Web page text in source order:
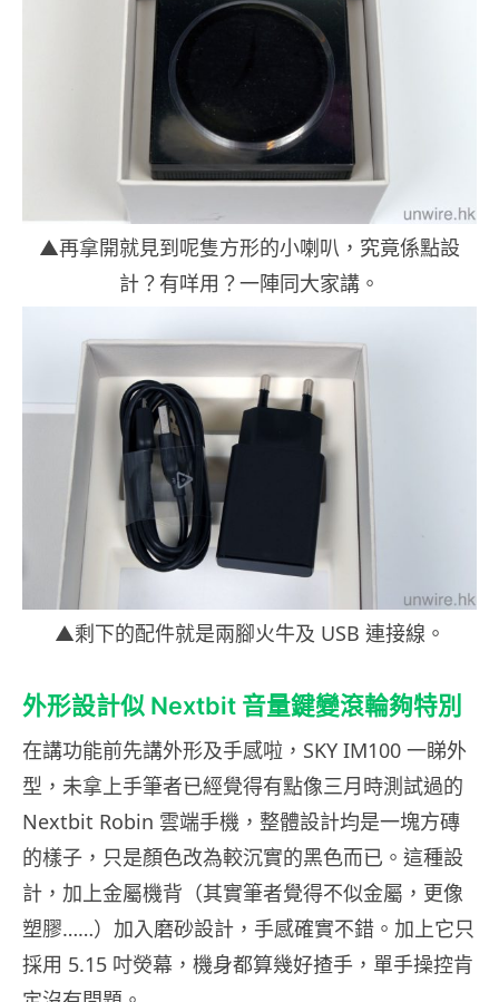
▲再拿開就見到呢隻方形的小喇叭，究竟係點設
計？有咩用？一陣同大家講。
▲剩下的配件就是兩腳火牛及 USB 連接線。
外形設計似 Nextbit 音量鍵變滾輪夠特別
在講功能前先講外形及手感啦，SKY IM100 一睇外
型，未拿上手筆者已經覺得有點像三月時測試過的
Nextbit Robin 雲端手機，整體設計均是一塊方磚
的樣子，只是顏色改為較沉實的黑色而已。這種設
計，加上金屬機背（其實筆者覺得不似金屬，更像
塑膠……）加入磨砂設計，手感確實不錯。加上它只
採用 5.15 吋熒幕，機身都算幾好揸手，單手操控肯